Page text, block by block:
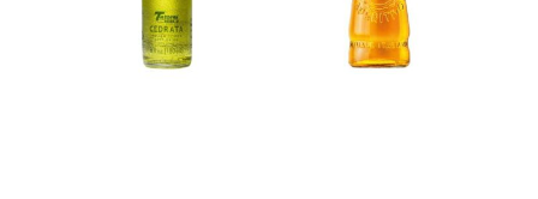
Prodotti di marca e di alta qualità